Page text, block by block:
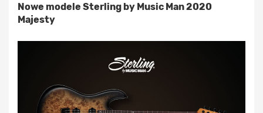
Nowe modele Sterling by Music Man 2020
Majesty